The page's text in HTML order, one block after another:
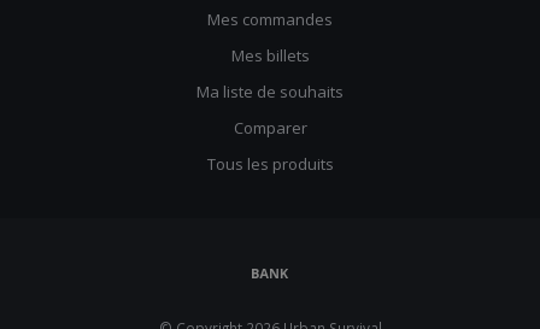
Mes commandes
Mes billets
Ma liste de souhaits
Comparer
Tous les produits